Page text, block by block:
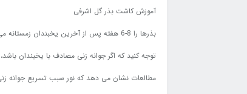
آموزش کاشت بذر گل اشرفی
بذرها را 8-6 هفته پس از آخرین یخبندان زمستانه می توان در محیط خارج از منزل کاشت.
توجه کنید که اگر جوانه زنی مصادف با یخبندان
مطالعات نشان می دهد که نور سبب تسریع جوانه